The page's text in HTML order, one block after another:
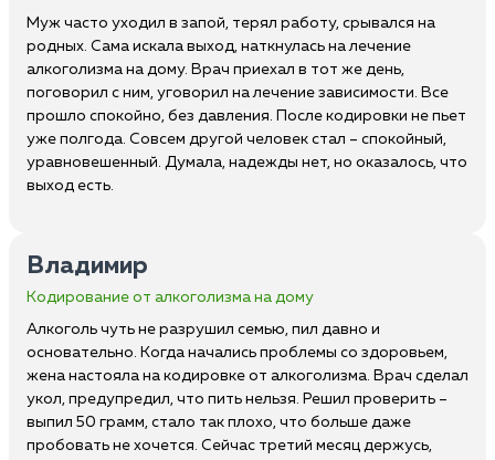
Муж часто уходил в запой, терял работу, срывался на
родных. Сама искала выход, наткнулась на лечение
алкоголизма на дому. Врач приехал в тот же день,
поговорил с ним, уговорил на лечение зависимости. Все
прошло спокойно, без давления. После кодировки не пьет
уже полгода. Совсем другой человек стал – спокойный,
уравновешенный. Думала, надежды нет, но оказалось, что
выход есть.
Владимир
Кодирование от алкоголизма на дому
Алкоголь чуть не разрушил семью, пил давно и
основательно. Когда начались проблемы со здоровьем,
жена настояла на кодировке от алкоголизма. Врач сделал
укол, предупредил, что пить нельзя. Решил проверить –
выпил 50 грамм, стало так плохо, что больше даже
пробовать не хочется. Сейчас третий месяц держусь,